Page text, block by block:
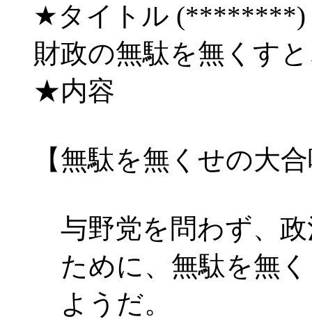
★タイトル (********)
財政の無駄を無くす
★内容
【無駄を無くせの大
与野党を問わず、政
ために、無駄を無
ようだ。